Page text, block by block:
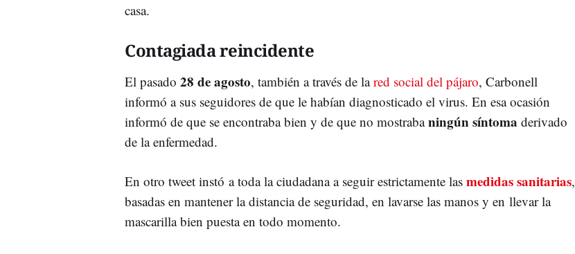
casa.
Contagiada reincidente
El pasado 28 de agosto, también a través de lared social del pájaro, Carbonell
informó a sus seguidores de que le habían diagnosticado el virus. En esa ocasión
informó de que se encontraba bien y de que no mostrabaningún síntoma derivado
de la enfermedad.
En otro tweet instó a toda la ciudadana a seguir estrictamente las medidas sanitarias,
basadas en mantener la distancia de seguridad, en lavarse las manos y en llevar la
mascarilla bien puesta en todo momento.